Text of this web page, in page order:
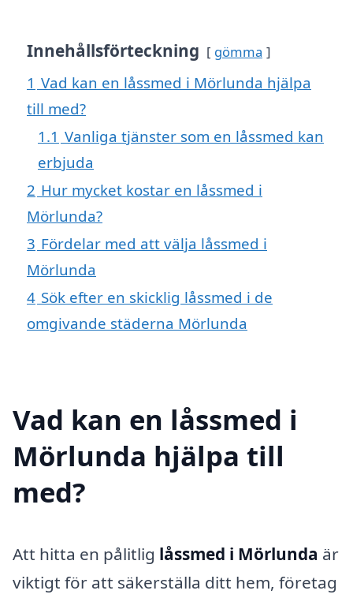
Innehållsförteckning gömma
1 Vad kan en låssmed i Mörlunda hjälpa
till med?
1.1 Vanliga tjänster som en låssmed kan
erbjuda
2 Hur mycket kostar en låssmed i
Mörlunda?
3 Fördelar med att välja låssmed i
Mörlunda
4 Sök efter en skicklig låssmed i de
omgivande städerna Mörlunda
Vad kan en låssmed i
Mörlunda hjälpa till
med?
Att hitta en pålitlig låssmed i Mörlunda är
viktigt för att säkerställa ditt hem, företag